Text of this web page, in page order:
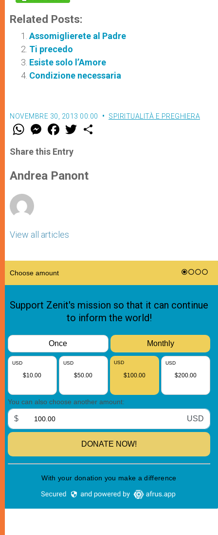
Related Posts:
Assomiglierete al Padre
Ti precedo
Esiste solo l’Amore
Condizione necessaria
NOVEMBRE 30, 2013 00:00 SPIRITUALITÀ E PREGHIERA
W
t
s
p
p
M
e
s
e
g
e
F
a
e
b
o
k
w
r
Share this Entry
Andrea Panont
View all articles